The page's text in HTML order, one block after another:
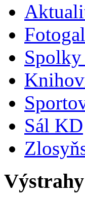
Spolky
Sál KD